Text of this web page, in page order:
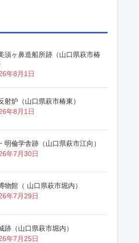
須ヶ鼻造船所跡（山口県萩市椿
年8月1日
射炉（山口県萩市椿東）
年8月1日
明倫学舎跡（山口県萩市江向）
年7月30日
物館（ 山口県萩市堀内）
年7月29日
跡（山口県萩市堀内）
年7月25日